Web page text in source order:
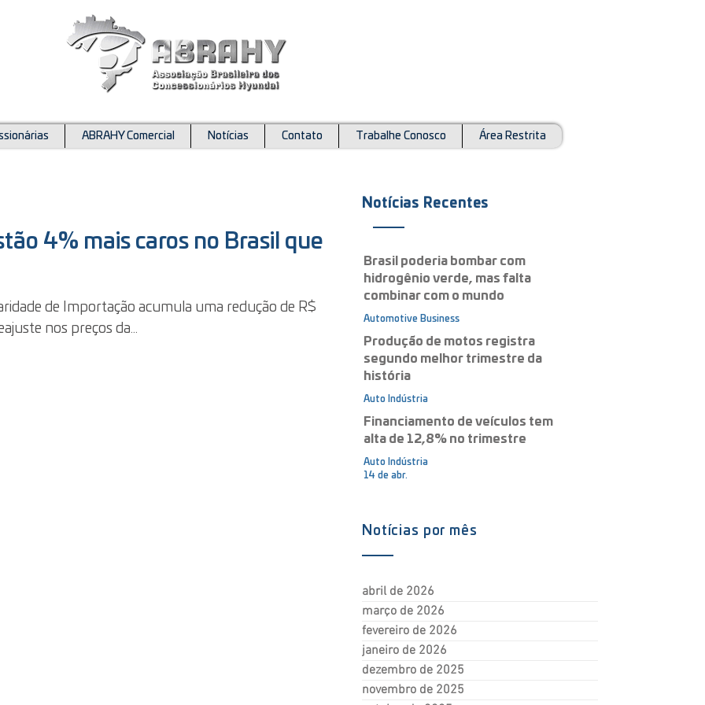
ABRAHY Comercial Notícias Contato Trabalhe Conosco Área Restrita
Notícias Recentes
Brasil poderia bombar com
hidrogênio verde, mas falta
combinar com o mundo
Automotive Business
Produção de motos registra
segundo melhor trimestre da
história
Auto Indústria
Financiamento de veículos tem
alta de 12,8% no trimestre
Auto Indústria
14 de abr.
Notícias por mês
abril de 2026
março de 2026
fevereiro de 2026
janeiro de 2026
dezembro de 2025
novembro de 2025
4% mais caros no Brasil que
de Importação acumula uma redução de R$
nos preços da...